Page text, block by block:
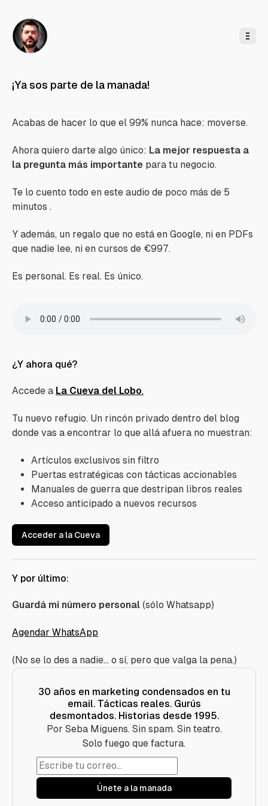
¡Ya sos parte de la manada!
Acabas de hacer lo que el 99% nunca hace: moverse.
Ahora quiero darte algo único: La mejor respuesta a
la pregunta más importante para tu negocio.
Te lo cuento todo en este audio de poco más de 5
minutos .
Y además, un regalo que no está en Google, ni en PDFs
que nadie lee, ni en cursos de €997.
Es personal. Es real. Es único.
¿Y ahora qué?
Accede a La Cueva del Lobo.
Tu nuevo refugio. Un rincón privado dentro del blog
donde vas a encontrar lo que allá afuera no muestran:
Artículos exclusivos sin filtro
Puertas estratégicas con tácticas accionables
Manuales de guerra que destripan libros reales
Acceso anticipado a nuevos recursos
Acceder a la Cueva
Y por último:
Guardá mi número personal (sólo Whatsapp)
Agendar WhatsApp
(No se lo des a nadie... o sí, pero que valga la pena.)
30 años en marketing condensados en tu
email. Tácticas reales. Gurús
desmontados. Historias desde 1995.
Por Seba Miguens. Sin spam. Sin teatro.
Solo fuego que factura.
Únete a la manada